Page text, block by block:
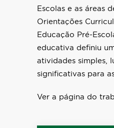
Escolas e as áreas
Orientações
Educação Pré-
educativa definiu
atividades simples,
significativas para
Ver a página do